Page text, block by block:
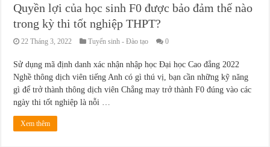
Quyền lợi của học sinh F0 được bảo đảm thế nào
trong kỳ thi tốt nghiệp THPT?
22 Tháng 3, 2022 Tuyển sinh - Đào tạo 0
Sử dụng mã định danh xác nhận nhập học Đại học Cao đẳng 2022
Nghề thông dịch viên tiếng Anh có gì thú vị, bạn cần những kỹ năng
gì để trở thành thông dịch viên Chẳng may trở thành F0 đúng vào các
ngày thi tốt nghiệp là nỗi …
Xem thêm